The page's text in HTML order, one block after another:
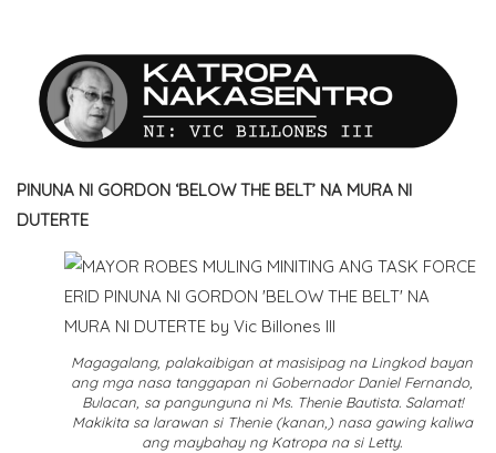
PINUNA NI GORDON ‘BELOW THE BELT’ NA MURA NI
DUTERTE
Magagalang, palakaibigan at masisipag na Lingkod bayan
ang mga nasa tanggapan ni Gobernador Daniel Fernando,
Bulacan, sa pangunguna ni Ms. Thenie Bautista. Salamat!
Makikita sa larawan si Thenie (kanan,) nasa gawing kaliwa
ang maybahay ng Katropa na si Letty.